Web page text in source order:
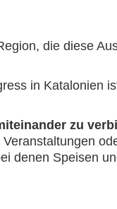
die diese
in Katalonien
zu
Veranstaltungen
denen Speisen